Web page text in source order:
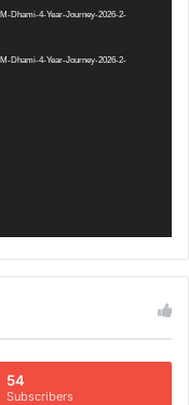
Dhami-4-Year-Journey-2026-2-
Dhami-4-Year-Journey-2026-2-
54
Subscribers